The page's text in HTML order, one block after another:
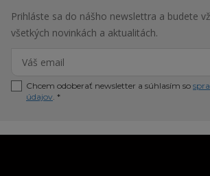
Prihláste sa do nášho newslettra a budete
všetkých novinkách a aktualitách.
Chcem odoberať newsletter a súhlasím so
údajov. *